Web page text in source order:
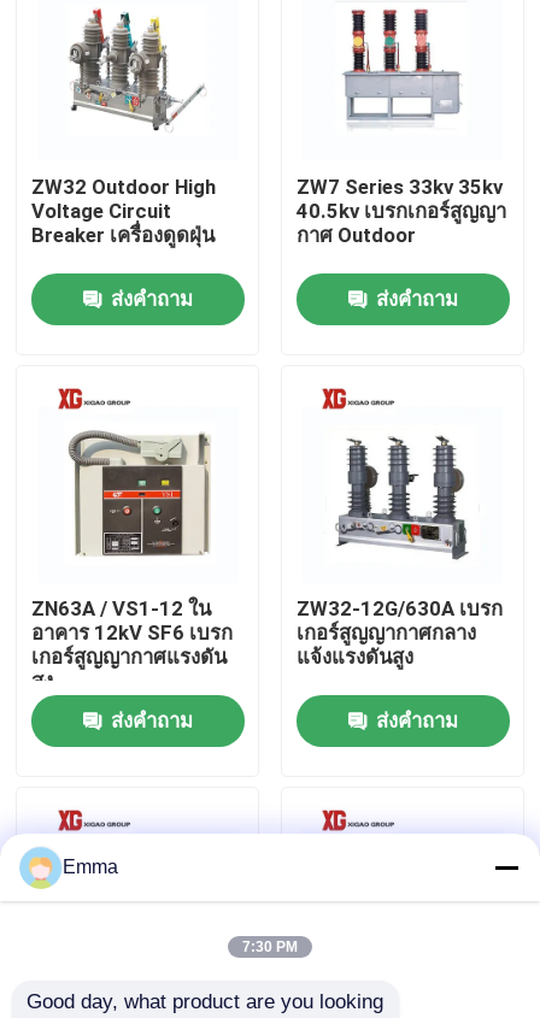
บ้าน
สินค้า
เกี่ยวกับเรา
ทัวร์โรงงาน
ควบคุมคุณภาพ
ติดต่อเรา
สวิตช์แบ่งโหลดอากาศ
สวิตช์จ่ายไฟ
ZW32 Outdoor High
Voltage Circuit
Breaker เครื่องดูดฝุ่น
ส่งคำถาม
ZW7 Series 33kv 35kv
40.5kv เบรกเกอร์สูญญา
กาศ Outdoor
ส่งคำถาม
ZN63A / VS1-12 ใน
อาคาร 12kV SF6 เบรก
เกอร์สูญญากาศแรงดัน
สูง
ส่งคำถาม
ZW32-12G/630A เบรก
เกอร์สูญญากาศกลาง
แจ้งแรงดันสูง
ส่งคำถาม
Emma
7:30 PM
Good day, what product are you looking